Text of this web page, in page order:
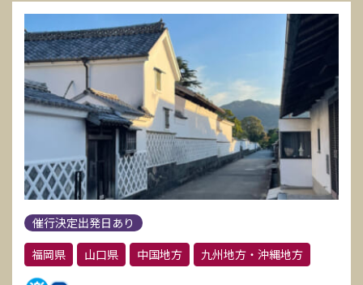
催行決定出発日あり
福岡県
山口県 中国地方 九州地方・沖縄地方